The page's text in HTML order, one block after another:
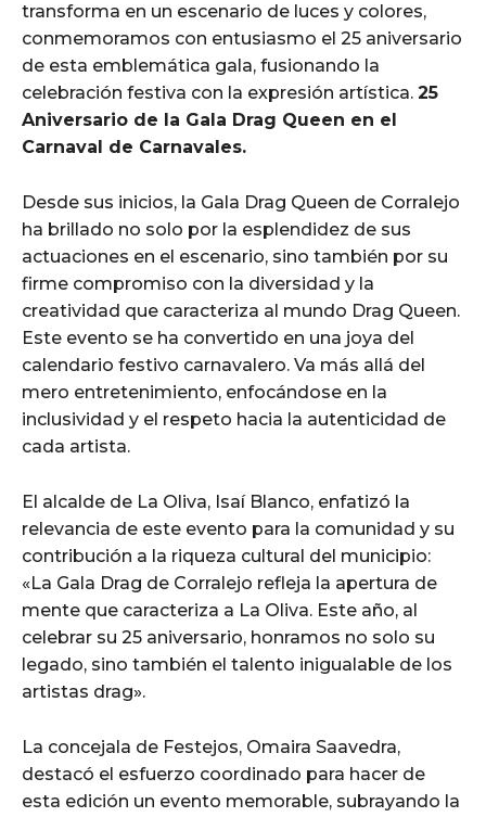
transforma en un escenario de luces y colores,
conmemoramos con entusiasmo el 25 aniversario
de esta emblemática gala, fusionando la
celebración festiva con la expresión artística. 25
Aniversario de la Gala Drag Queen en el
Carnaval de Carnavales.
Desde sus inicios, la Gala Drag Queen de Corralejo
ha brillado no solo por la esplendidez de sus
actuaciones en el escenario, sino también por su
firme compromiso con la diversidad y la
creatividad que caracteriza al mundo Drag Queen.
Este evento se ha convertido en una joya del
calendario festivo carnavalero. Va más allá del
mero entretenimiento, enfocándose en la
inclusividad y el respeto hacia la autenticidad de
cada artista.
El alcalde de La Oliva, Isaí Blanco, enfatizó la
relevancia de este evento para la comunidad y su
contribución a la riqueza cultural del municipio:
«La Gala Drag de Corralejo refleja la apertura de
mente que caracteriza a La Oliva. Este año, al
celebrar su 25 aniversario, honramos no solo su
legado, sino también el talento inigualable de los
artistas drag».
La concejala de Festejos, Omaira Saavedra,
destacó el esfuerzo coordinado para hacer de
esta edición un evento memorable, subrayando la